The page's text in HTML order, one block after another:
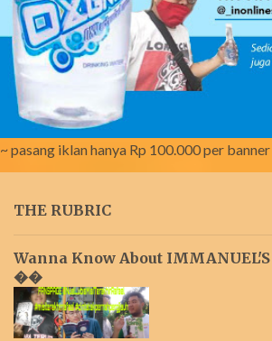
~ pasang iklan hanya Rp 100.000 per
THE RUBRIC
Wanna Know About IMMANUEL'S
��